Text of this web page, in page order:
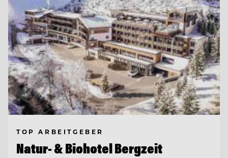
TOP ARBEITGEBER
Natur- & Biohotel Bergzeit